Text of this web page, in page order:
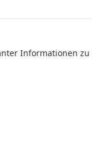
Informationen zu